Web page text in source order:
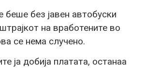
беше без јавен автобуски
на вработените во
се нема случено.
ја добија платата, останаа